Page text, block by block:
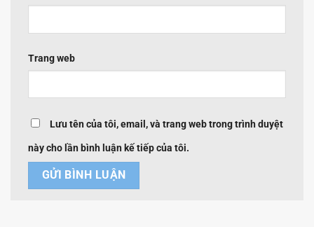
Trang web
Lưu tên của tôi, email, và trang web trong trình duyệt
này cho lần bình luận kế tiếp của tôi.